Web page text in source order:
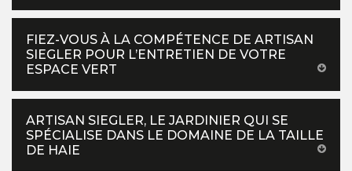
FIEZ-VOUS À LA COMPÉTENCE DE ARTISAN
SIEGLER POUR L’ENTRETIEN DE VOTRE
ESPACE VERT
ARTISAN SIEGLER, LE JARDINIER QUI SE
SPÉCIALISE DANS LE DOMAINE DE LA TAILLE
DE HAIE